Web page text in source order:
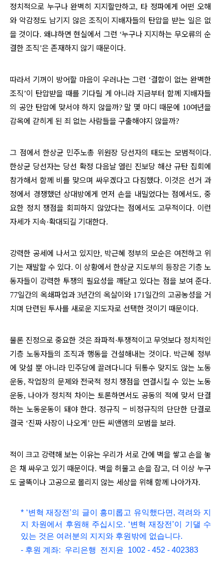
정치적으로 누구나 완벽히 지지할만하고, 타 정파에게 어떤 오해
와 악감정도 남기지 않은 조직이 지배자들의 탄압을 받는 일은 없
을 것이다. 왜냐하면 현실에서 그런 ‘누구나 지지하는 무오류의 순
결한 조직’은 존재하지 않기 때문이다.
따라서 기꺼이 방어할 마음이 우러나는 그런 ‘결함이 없는 완벽한
조직’이 탄압받을 때를 기다릴 게 아니라 지금부터 함께 지배자들
의 공안 탄압에 맞서야 하지 않을까? 말 몇 마디 때문에 10여년을
감옥에 갇히게 된 죄 없는 사람들을 구출해야지 않을까?
그 점에서 한상균 민주노총 위원장 당선자의 태도는 모범적이다.
한상균 당선자는 당선 확정 다음날 열린 진보당 해산 규탄 집회에
참가해서 함께 비를 맞으며 싸우겠다고 다짐했다. 이것은 선거 과
정에서 경쟁했던 상대방에게 먼저 손을 내밀었다는 점에서도,중
요한 정치 쟁점을 회피하지 않았다는 점에서도 고무적이다. 이런
자세가 지속·확대되길 기대한다.
강력한 공세에 나서고 있지만, 박근혜 정부의 모순은 여전하고 위
기는 재발할 수 있다. 이 상황에서 한상균 지도부의 등장은 기층 노
동자들이 강력한 투쟁의 필요성을 깨닫고 있다는 점을 보여 준다.
77일간의 옥쇄파업과 3년간의 옥살이와 171 일간의 고공농성을 거
치며 단련된 투사를 새로운 지도자로 선택한 것이기 때문이다.
물론 진정으로 중요한 것은 좌파적·투쟁적이고 무엇보다 정치적인
기층 노동자들의 조직과 행동을 건설해내는 것이다. 박근혜 정부
에 맞설 뿐 아니라 민주당에 끌려다니다 뒤통수 맞지도 않는 노동
운동,작업장의 문제와 전국적 정치 쟁점을 연결시킬 수 있는 노동
운동, 나아가 정치적 차이는 토론하면서도 공동의 적에 맞서 단결
하는 노동운동이 돼야 한다. 정규직 – 비정규직의 단단한 단결로
결국 ‘진짜 사장이 나오게 ’ 만든 씨앤앰의 모범을 보라.
적이 크고 강력해 보는 이유는 우리가 서로 간에 벽을 쌓고 손을 놓
은 채 싸우고 있기 때문이다. 벽을 허물고 손을 잡고, 더 이상 누구
도 굴뚝이나 고공으로 몰리지 않는 세상을 위해 함께 나아가자.
* ‘변혁 재장전’의 글이 흥미롭고 유익했다면, 격려와 지
지 차원에서 후원해 주십시오. ‘변혁 재장전’이 기댈 수
있는 것은 여러분의 지지와 후원밖에 없습니다.
- 후원 계좌: 우리은행 전지윤 1002 - 452 - 402383